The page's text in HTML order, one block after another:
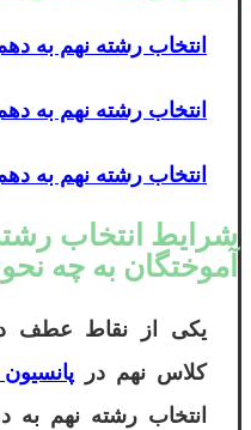
انتخاب رشته نهم به
انتخاب رشته نهم به
انتخاب رشته نهم به
شرایط انتخاب
آموختگان به چه
یکی از نقاط عطف
کلاس نهم در
انتخاب رشته نهم